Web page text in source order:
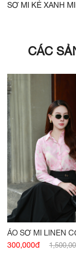
SƠ MI KẺ XANH
CÁC
ÁO SƠ MI LINEN
HỒNG PASTEL
300,000đ